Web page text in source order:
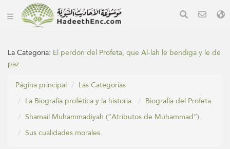
La Categoría: El perdón del Profeta, que Al-lah le bendiga y le dé
paz.
Página principal
Las Categorías
La Biografía profética y la historia.
Biografía del Profeta.
Shamail Muhammadiyah (“ِAtributos de Muhammad”).
Sus cualidades morales.